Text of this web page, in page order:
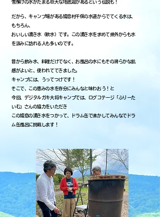
雪解けの水がたまる巨大な地底湖があるという伝説も！
だから、キャンプ場がある嬬恋村干俣の水道からでてくる水は、
もちろん、
おいしい湧き水（軟水）です。この湧き水を求めて県外からも水
を汲みに訪れる人も多いのです。
昔から飲み水、料理だけでなく、お風呂の水にもその滑らかな肌
感がよいと、使われててきました。
キャンプには、うってつけです！
そこで、この恵みの水を存分にみんなと味わおう！と
今回、デジタルガキ大将キャンプでは、ログコテージ「ふりーた
いむ」さんの協力をいただき
この嬬恋の湧き水をつかって、ドラム缶で沸かしてみんなでドラ
ム缶風呂に挑戦します！